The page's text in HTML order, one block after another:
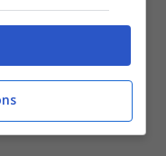
fatto passi da
e possono
interessanti.